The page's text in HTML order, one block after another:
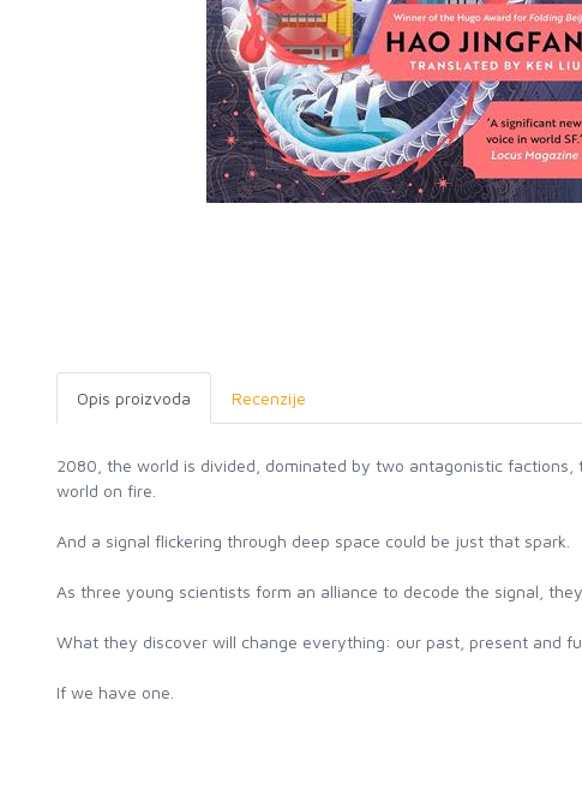
Opis proizvoda Recenzije
2080, the world is divided, dominated by two antagonistic
world on fire.
And a signal flickering through deep space could be just that spark.
As three young scientists form an alliance to decode the signal,
What they discover will change everything: our past, present and
If we have one.